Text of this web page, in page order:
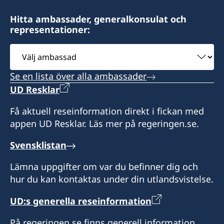
Tidsbokning krävs.
Öppettider: måndag-fredag kl 08.00-17.00.
Distrikt: Washington och Oregon.
Tidsbokning krävs.
Tidsbokning krävs.
Hitta ambassader, generalkonsulat och
representationer:
Välj
ambassad
Se en lista över alla ambassader
UD Resklar
Få aktuell reseinformation direkt i fickan med
appen UD Resklar. Läs mer på regeringen.se.
Svensklistan
Lämna uppgifter om var du befinner dig och
hur du kan kontaktas under din utlandsvistelse.
UD:s generella reseinformation